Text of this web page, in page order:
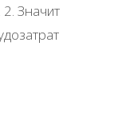
Значит